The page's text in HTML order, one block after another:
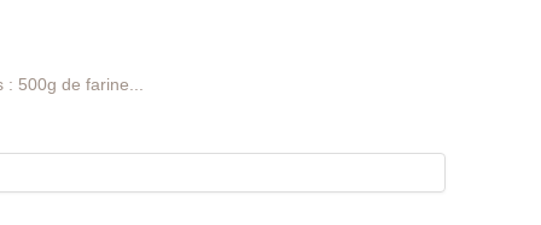
500g de farine...